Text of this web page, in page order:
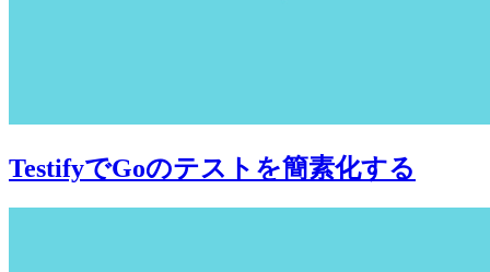
TestifyでGoのテストを簡素化する